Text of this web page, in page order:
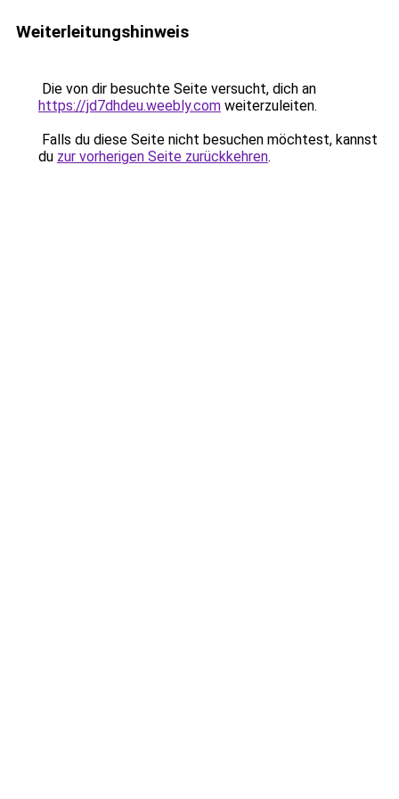
Weiterleitungshinweis
Die von dir besuchte Seite versucht, dich an
https://jd7dhdeu.weebly.com weiterzuleiten.
Falls du diese Seite nicht besuchen möchtest, kannst
du zur vorherigen Seite zurückkehren.